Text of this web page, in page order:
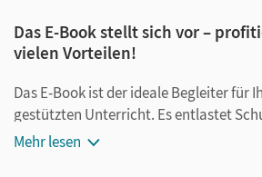
Das E-Book stellt sich vor –
vielen Vorteilen!
Das E-Book ist der ideale Begleiter für
gestützten Unterricht. Es entlastet
Rucksäcke und ist jederzeit
Mehr lesen